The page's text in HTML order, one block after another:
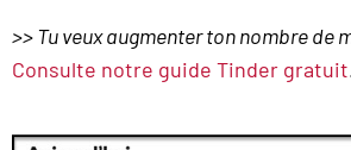
>> Tu veux augmenter ton nombre de
Consulte notre guide Tinder gratuit